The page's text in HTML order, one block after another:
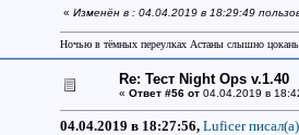
« Изменён в : 04.04.2019 в 18:29:49
Ночью в тёмных переулках Астаны слышно
Re: Тест Night Ops v.1.40
« Ответ #56 от04.04.2019 в
04.04.2019 в 18:27:56, Luficer писал(a)